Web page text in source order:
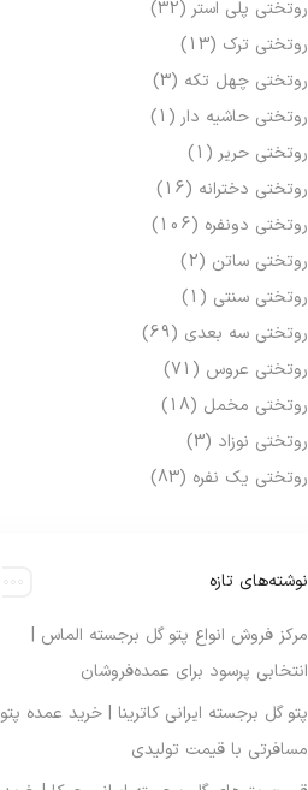
روتختی پلی استر (32)
روتختی ترک (13)
روتختی چهل تکه (3)
روتختی حاشیه دار (1)
روتختی حریر (1)
روتختی دخترانه (16)
روتختی دونفره (106)
روتختی ساتن (2)
روتختی سنتی (1)
روتختی سه بعدی (69)
روتختی عروس (71)
روتختی مخمل (18)
روتختی نوزاد (3)
روتختی یک نفره (83)
نوشته‌های تازه
مرکز فروش انواع پتو گل برجسته الماس |
انتخابی پرسود برای عمده‌فروشان
پتو گل برجسته ایرانی کاترینا | خرید عمده پتو
مسافرتی با قیمت تولیدی